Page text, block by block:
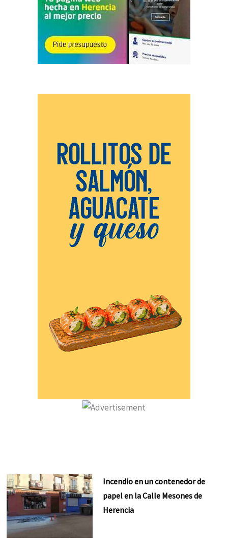
Incendio en un contenedor de
papel en la Calle Mesones de
Herencia